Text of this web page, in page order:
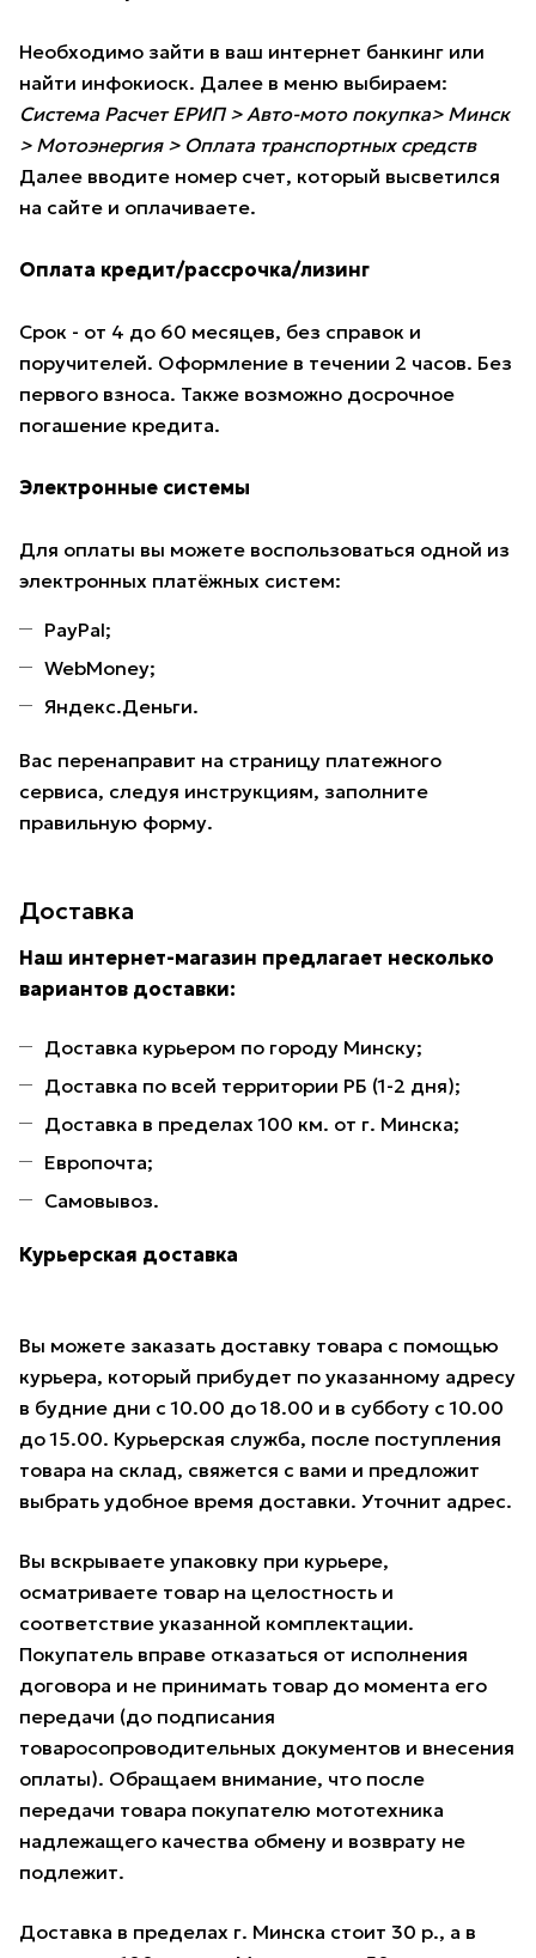
Необходимо зайти в ваш интернет банкинг или
найти инфокиоск. Далее в меню выбираем:
Система Расчет ЕРИП > Авто-мото покупка> Минск
> Мотоэнергия > Оплата транспортных средств
Далее вводите номер счет, который высветился
на сайте и оплачиваете.
Оплата кредит/рассрочка/лизинг
Срок - от 4 до 60 месяцев, без справок и
поручителей. Оформление в течении 2 часов. Без
первого взноса. Также возможно досрочное
погашение кредита.
Электронные системы
Для оплаты вы можете воспользоваться одной из
электронных платёжных систем:
PayPal;
WebMoney;
Яндекс.Деньги.
Вас перенаправит на страницу платежного
сервиса, следуя инструкциям, заполните
правильную форму.
Доставка
Наш интернет-магазин предлагает несколько
вариантов доставки:
Доставка курьером по городу Минску;
Доставка по всей территории РБ (1-2 дня);
Доставка в пределах 100 км. от г. Минска;
Европочта;
Самовывоз.
Курьерская доставка
Вы можете заказать доставку товара с помощью
курьера, который прибудет по указанному адресу
в будние дни с 10.00 до 18.00 и в субботу с 10.00
до 15.00. Курьерская служба, после поступления
товара на склад, свяжется с вами и предложит
выбрать удобное время доставки. Уточнит адрес.
Вы вскрываете упаковку при курьере,
осматриваете товар на целостность и
соответствие указанной комплектации.
Покупатель вправе отказаться от исполнения
договора и не принимать товар до момента его
передачи (до подписания
товаросопроводительных документов и внесения
оплаты). Обращаем внимание, что после
передачи товара покупателю мототехника
надлежащего качества обмену и возврату не
подлежит.
Доставка в пределах г. Минска стоит 30 р., а в